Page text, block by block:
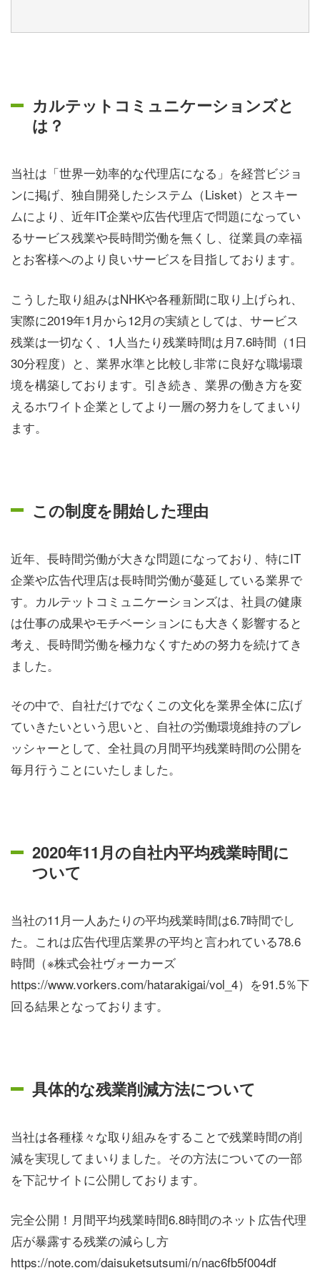
カルテットコミュニケーションズと
は？
当社は「世界一効率的な代理店になる」を経営ビジョ
ンに掲げ、独自開発したシステム（Lisket）とスキー
ムにより、近年IT企業や広告代理店で問題になってい
るサービス残業や長時間労働を無くし、従業員の幸福
とお客様へのより良いサービスを目指しております。
こうした取り組みはNHKや各種新聞に取り上げられ、
実際に2019年1月から12月の実績としては、サービス
残業は一切なく、1人当たり残業時間は月7.6時間（1日
30分程度）と、業界水準と比較し非常に良好な職場環
境を構築しております。引き続き、業界の働き方を変
えるホワイト企業としてより一層の努力をしてまいり
ます。
この制度を開始した理由
近年、長時間労働が大きな問題になっており、特にIT
企業や広告代理店は長時間労働が蔓延している業界で
す。カルテットコミュニケーションズは、社員の健康
は仕事の成果やモチベーションにも大きく影響すると
考え、長時間労働を極力なくすための努力を続けてき
ました。
その中で、自社だけでなくこの文化を業界全体に広げ
ていきたいという思いと、自社の労働環境維持のプレ
ッシャーとして、全社員の月間平均残業時間の公開を
毎月行うことにいたしました。
2020年11月の自社内平均残業時間に
ついて
当社の11月一人あたりの平均残業時間は6.7時間でし
た。これは広告代理店業界の平均と言われている78.6
時間（※株式会社ヴォーカーズ
https://www.vorkers.com/hatarakigai/vol_4）を91.5％下
回る結果となっております。
具体的な残業削減方法について
当社は各種様々な取り組みをすることで残業時間の削
減を実現してまいりました。その方法についての一部
を下記サイトに公開しております。
完全公開！月間平均残業時間6.8時間のネット広告代理
店が暴露する残業の減らし方
https://note.com/daisuketsutsumi/n/nac6fb5f004df